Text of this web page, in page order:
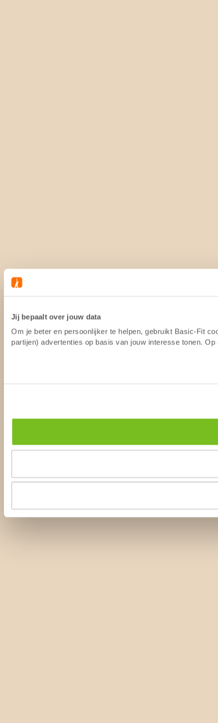
Jij bepaalt over jouw data
Om je beter en persoonlijker te helpen, gebruikt Basic-Fit
partijen) advertenties op basis van jouw interesse tonen.